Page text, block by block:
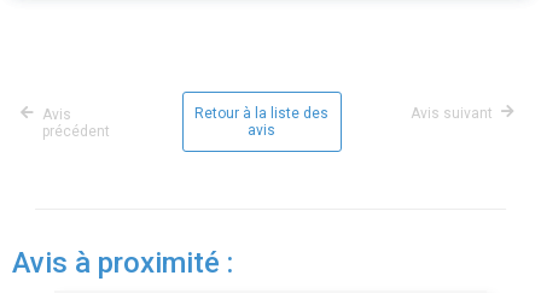
Avis
précédent
Retour à la liste des
avis
Avis suivant
Avis à proximité :